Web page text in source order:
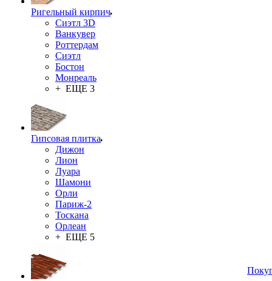
Ригельный кирпич
Сиэтл 3D
Ванкувер
Роттердам
Сиэтл
Бостон
Монреаль
+ ЕЩЕ 3
Гипсовая плитка
Дижон
Лион
Луара
Шамони
Орли
Париж-2
Тоскана
Орлеан
+ ЕЩЕ 5